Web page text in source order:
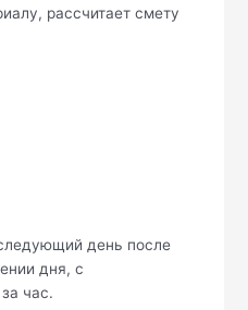
рассчитает смету
день после
дня, с
час.